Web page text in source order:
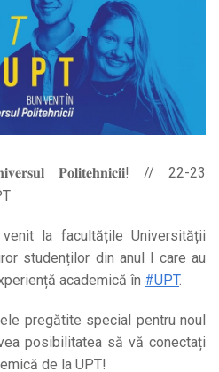
𝐏𝐨𝐥𝐢𝐭𝐞𝐡𝐧𝐢𝐜𝐢𝐢! // 22-23
la facultățile Universității
studenților din anul I care au
academică în #UPT.
pregătite special pentru noul
posibilitatea să vă conectați
de la UPT!